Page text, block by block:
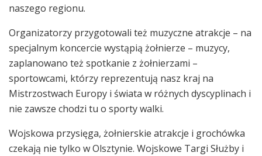
naszego regionu.
Organizatorzy przygotowali też muzyczne atrakcje – na
specjalnym koncercie wystąpią żołnierze – muzycy,
zaplanowano też spotkanie z żołnierzami –
sportowcami, którzy reprezentują nasz kraj na
Mistrzostwach Europy i świata w różnych dyscyplinach i
nie zawsze chodzi tu o sporty walki.
Wojskowa przysięga, żołnierskie atrakcje i grochówka
czekają nie tylko w Olsztynie. Wojskowe Targi Służby i